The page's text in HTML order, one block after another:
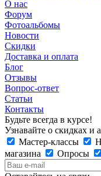
О нас
Форум
Фотоальбомы
Новости
Скидки
Доставка и оплата
Блог
Отзывы
Вопрос-ответ
Статьи
Контакты
Будьте всегда в курсе!
Узнавайте о скидках и
Мастер-классы
магазина
Опросы